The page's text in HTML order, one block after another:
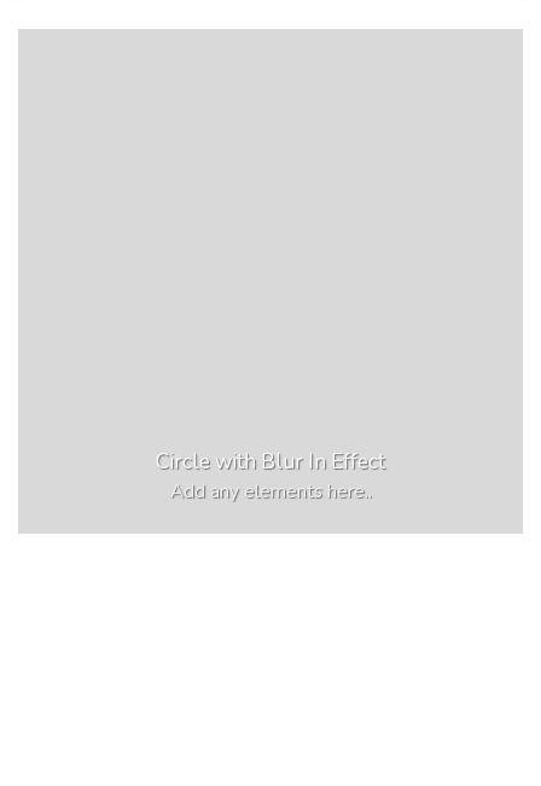
Circle with Blur In Effect
Add any elements here..